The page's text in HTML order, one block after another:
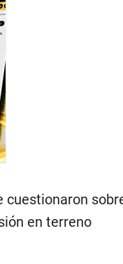
cuestionaron
en terreno